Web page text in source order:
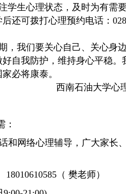
学生心理状态，及时为有需
还可拨打心理预约电话：028-
，我们要关心自己、关心身
自我防护，维持身心平稳。
必将康泰。
西南石油大学心
：
和网络心理辅导，广大家长
（ 樊老师）